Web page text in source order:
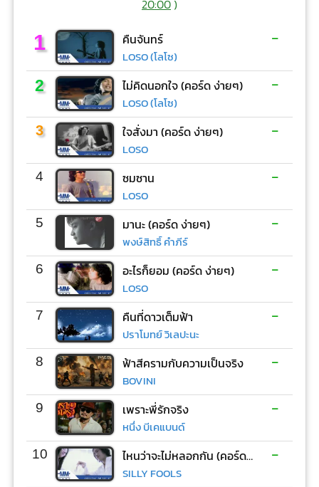
20:00)
1 คืนจันทร์
LOSO (โลโซ)
-
2 ไม่คิดนอกใจ (คอร์ด ง่ายๆ)
LOSO (โลโซ)
-
3 ใจสั่งมา (คอร์ด ง่ายๆ)
LOSO
-
4 ซมซาน
LOSO
-
5 มานะ (คอร์ด ง่ายๆ)
พงษ์สิทธิ์ คำภีร์
-
6 อะไรก็ยอม (คอร์ด ง่ายๆ)
LOSO
-
7 คืนที่ดาวเต็มฟ้า
ปราโมทย์ วิเลปะนะ
-
8 ฟ้าสีครามกับความเป็นจริง
BOVINI
-
9 เพราะพี่รักจริง
หนึ่ง บีเคแบนด์
-
10 ไหนว่าจะไม่หลอกกัน (คอร์ด ง่ายๆ)
SILLY FOOLS
-